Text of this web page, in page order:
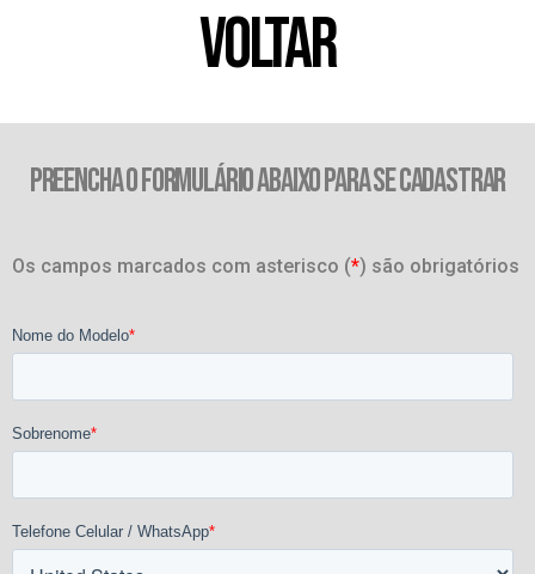
VOLTAR
PREENCHA O FORMULÁRIO ABAIXO PARA SE CADASTRAR
Os campos marcados com asterisco (*) são obrigatórios